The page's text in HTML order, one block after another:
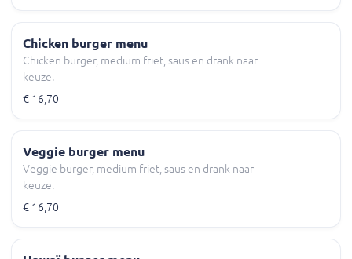
Chicken burger menu
Chicken burger, medium friet, saus en drank naar
keuze.
€ 16,70
Veggie burger menu
Veggie burger, medium friet, saus en drank naar
keuze.
€ 16,70